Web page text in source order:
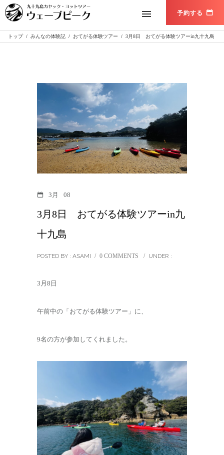
トップ / みんなの体験記 / おてがる体験ツアー / 3月8日 おてがる体験ツアーin九十九島
3月 08
3月8日 おてがる体験ツアーin九
十九島
POSTED BY : ASAMI / 0 COMMENTS / UNDER :
3月8日
午前中の「おてがる体験ツアー」に、
9名の方が参加してくれました。